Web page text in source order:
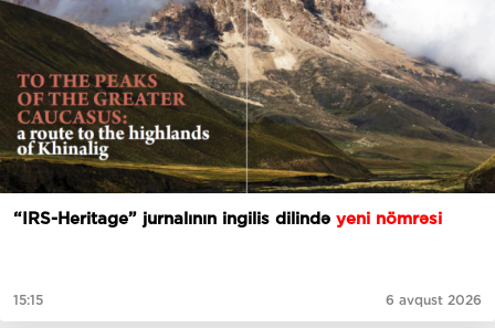
“IRS-Heritage” jurnalının ingilis dilində yeni nömrəsi
15:15 6 avqust 2026